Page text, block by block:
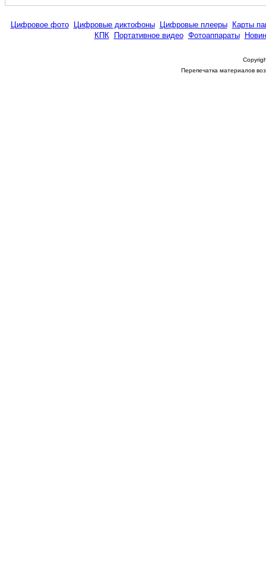
Цифровое фото Цифровые диктофоны Цифровые плееры
Карты
КПК
Портативное видео Фотоаппараты
Перепечатка материалов